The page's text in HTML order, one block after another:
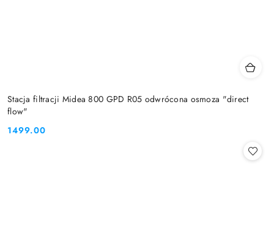
Stacja filtracji Midea 800 GPD R05 odwrócona osmoza "direct
flow"
Cena:
1499.00